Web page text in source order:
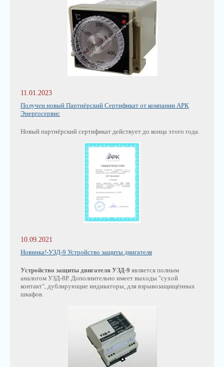
11.01.2023
Получен новый Партнёрский Сертификат от компании АРК
Энергосервис
Новый партнёрский сертификат действует до конца этого года.
10.09.2021
Новинка!-УЗД-9 Устройство защиты двигателя
Устройство защиты двигателя УЗД-9 является полным
аналогом УЗД-8Р. Дополнительно имеет выходы "сухой
контакт", дублирующие индикаторы, для взрывозащищённых
шкафов.